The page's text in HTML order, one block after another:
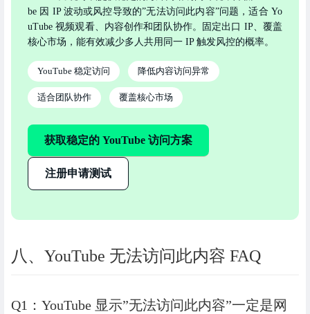
be 因 IP 波动或风控导致的”无法访问此内容”问题，适合 Yo
uTube 视频观看、内容创作和团队协作。固定出口 IP、覆盖
核心市场，能有效减少多人共用同一 IP 触发风控的概率。
YouTube 稳定访问 降低内容访问异常
适合团队协作 覆盖核心市场
获取稳定的 YouTube 访问方案
注册申请测试
八、YouTube 无法访问此内容 FAQ
Q1：YouTube 显示”无法访问此内容”一定是网